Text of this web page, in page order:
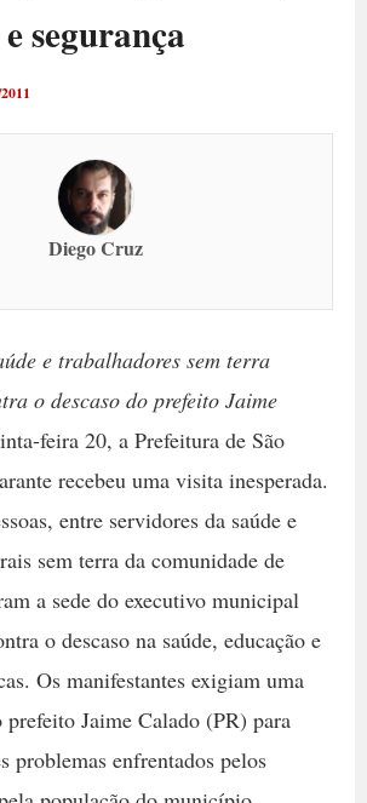
segurança
Diego Cruz
e trabalhadores sem terra
o descaso do prefeito Jaime
feira 20, a Prefeitura de São
recebeu uma visita inesperada.
entre servidores da saúde e
sem terra da comunidade de
a sede do executivo municipal
o descaso na saúde, educação e
Os manifestantes exigiam uma
Jaime Calado (PR) para
problemas enfrentados pelos